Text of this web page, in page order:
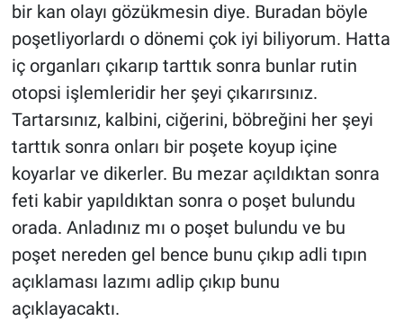
bir kan olayı gözükmesin diye. Buradan böyle
poşetliyorlardı o dönemi çok iyi biliyorum. Hatta
iç organları çıkarıp tarttık sonra bunlar rutin
otopsi işlemleridir her şeyi çıkarırsınız.
Tartarsınız, kalbini, ciğerini, böbreğini her şeyi
tarttık sonra onları bir poşete koyup içine
koyarlar ve dikerler. Bu mezar açıldıktan sonra
feti kabir yapıldıktan sonra o poşet bulundu
orada. Anladınız mı o poşet bulundu ve bu
poşet nereden gel bence bunu çıkıp adli tıpın
açıklaması lazımı adlip çıkıp bunu
açıklayacaktı.